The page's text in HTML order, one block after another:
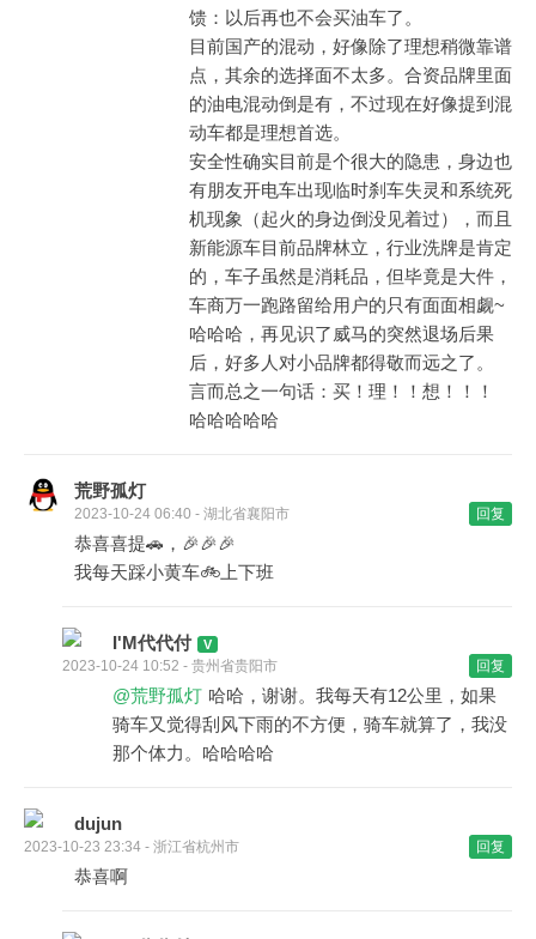
馈：以后再也不会买油车了。
目前国产的混动，好像除了理想稍微靠谱
点，其余的选择面不太多。合资品牌里面
的油电混动倒是有，不过现在好像提到混
动车都是理想首选。
安全性确实目前是个很大的隐患，身边也
有朋友开电车出现临时刹车失灵和系统死
机现象（起火的身边倒没见着过），而且
新能源车目前品牌林立，行业洗牌是肯定
的，车子虽然是消耗品，但毕竟是大件，
车商万一跑路留给用户的只有面面相觑~
哈哈哈，再见识了威马的突然退场后果
后，好多人对小品牌都得敬而远之了。
言而总之一句话：买！理！！想！！！
哈哈哈哈哈
荒野孤灯
2023-10-24 06:40 - 湖北省襄阳市 回复
恭喜喜提🚗，🎉🎉🎉
我每天踩小黄车🚲上下班
I'M代代付
2023-10-24 10:52 - 贵州省贵阳市 回复
@荒野孤灯 哈哈，谢谢。我每天有12公里，如果
骑车又觉得刮风下雨的不方便，骑车就算了，我没
那个体力。哈哈哈哈
dujun
2023-10-23 23:34 - 浙江省杭州市 回复
恭喜啊